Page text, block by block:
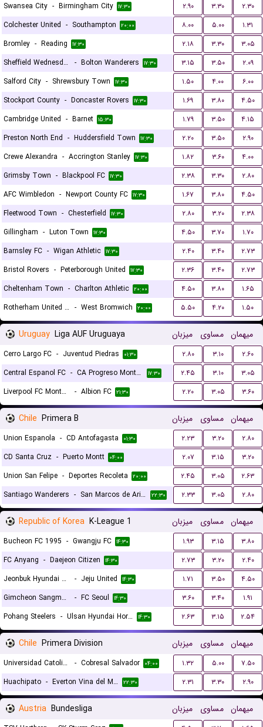
Swansea City - Birmingham City ۱۷:۳۰ ۲.۹۰ ۳.۳۰
۲.۳۰
Colchester United - Southampton ۲۰:۰۰ ۸.۰۰ ۵.۰۰
۱.۳۱
Bromley - Reading ۱۷:۳۰ ۲.۱۸ ۳.۳۰
۳.۰۵
Sheffield Wednesday
- Bolton Wanderers ۱۷:۳۰ ۳.۱۵ ۳.۵۰
۲.۰۹
Salford City - Shrewsbury Town ۱۷:۳۰ ۱.۵۰ ۴.۰۰
۶.۰۰
Stockport County - Doncaster Rovers ۱۷:۳۰ ۱.۶۹ ۳.۸۰
۴.۵۰
Cambridge United - Barnet ۱۵:۳۰ ۱.۷۹ ۳.۵۰
۴.۱۵
Preston North End - Huddersfield Town ۱۷:۳۰ ۲.۲۰ ۳.۵۰
۲.۹۰
Crewe Alexandra - Accrington Stanley ۱۷:۳۰ ۱.۸۲ ۳.۶۰
۴.۰۰
Grimsby Town - Blackpool FC ۱۷:۳۰ ۲.۳۸ ۳.۳۰
۲.۸۰
AFC Wimbledon - Newport County FC ۱۷:۳۰ ۱.۶۷ ۳.۸۰
۴.۵۰
Fleetwood Town - Chesterfield ۱۷:۳۰ ۲.۸۰ ۳.۲۰
۲.۳۸
Gillingham - Luton Town ۱۷:۳۰ ۴.۵۰ ۳.۷۰
۱.۷۰
Barnsley FC - Wigan Athletic ۱۷:۳۰ ۲.۴۰ ۳.۴۰
۲.۷۳
Bristol Rovers - Peterborough United ۱۷:۳۰ ۲.۳۶ ۳.۴۰
۲.۷۳
Cheltenham Town - Charlton Athletic ۲۰:۰۰ ۴.۵۰ ۳.۸۰
۱.۶۵
Rotherham United FC - West Bromwich ۲۰:۰۰ ۵.۵۰ ۴.۲۰ ۱.۵۰
Uruguay Liga AUF Uruguaya میزبان مساوی میهمان
Cerro Largo FC - Juventud Piedras ۰۱:۳۰ ۲.۸۰ ۳.۱۰
۲.۶۰
Central Espanol FC - CA Progreso Montevideo ۱۷:۳۰ ۲.۴۵ ۳.۱۰
۳.۰۵
Liverpool FC Montevideo
- Albion FC ۲۱:۳۰ ۲.۲۰ ۳.۰۵ ۳.۶۰
Chile Primera B میزبان مساوی میهمان
Union Espanola - CD Antofagasta ۰۱:۳۰ ۲.۲۳ ۳.۲۰
۲.۸۰
CD Santa Cruz - Puerto Montt ۰۴:۰۰ ۲.۰۷ ۳.۱۵
۳.۲۰
Union San Felipe - Deportes Recoleta ۲۰:۰۰ ۲.۴۵ ۳.۰۵
۲.۶۳
Santiago Wanderers - San Marcos de Arica ۲۲:۳۰ ۲.۳۳ ۳.۰۵ ۲.۸۰
Republic of Korea K-League 1 میزبان مساوی میهمان
Bucheon FC 1995 - Gwangju FC ۱۴:۳۰ ۱.۹۳ ۳.۱۵
۳.۸۰
FC Anyang - Daejeon Citizen ۱۴:۳۰ ۲.۷۳ ۳.۲۰
۲.۴۰
Jeonbuk Hyundai Motors FC
- Jeju United ۱۴:۳۰ ۱.۷۱ ۳.۵۰
۴.۵۰
Gimcheon Sangmu FC
- FC Seoul ۱۴:۳۰ ۳.۶۰ ۳.۴۰
۱.۹۱
Pohang Steelers - Ulsan Hyundai Horang-i ۱۴:۳۰ ۲.۶۳ ۳.۱۵ ۲.۵۴
Chile Primera Division میزبان مساوی میهمان
Universidad Catolica - Cobresal Salvador ۰۴:۰۰ ۱.۳۲ ۵.۰۰
۷.۵۰
Huachipato - Everton Vina del Mar ۲۲:۳۰ ۲.۳۱ ۳.۳۰ ۲.۹۰
Austria Bundesliga میزبان مساوی میهمان